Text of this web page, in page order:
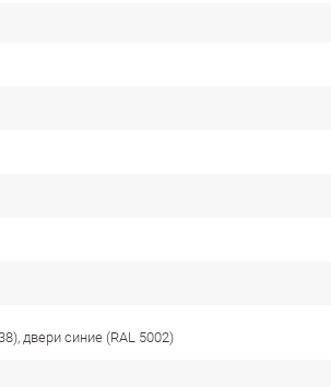
двери синие (RAL 5002)